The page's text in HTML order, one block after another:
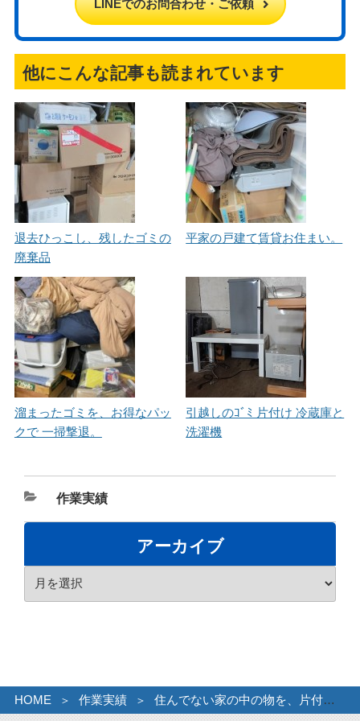
LINEでのお問合わせ・ご依頼
他にこんな記事も読まれています
退去ひっこし、残したゴミの
廃棄品
平家の戸建て賃貸お住まい。
溜まったゴミを、お得なパッ
クで 一掃撃退。
引越しのｺﾞﾐ 片付け 冷蔵庫と
洗濯機
カ
テ
ー
作業実績
アーカイブ
HOME 作業実績 住んでない家の中の物を、片付けのご相談。